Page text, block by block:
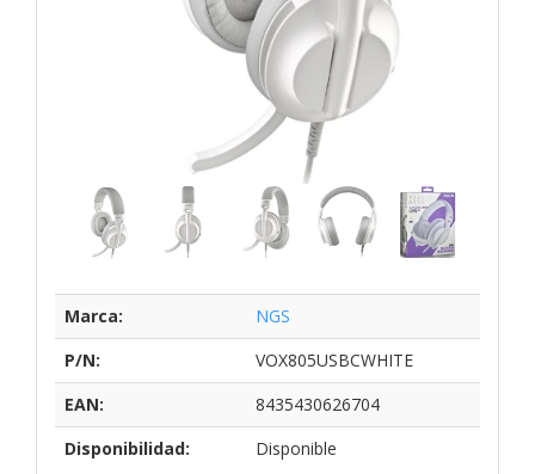
Marca:
NGS
P/N:
VOX805USBCWHITE
EAN:
8435430626704
Disponibilidad:
Disponible